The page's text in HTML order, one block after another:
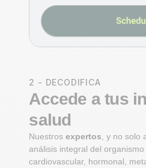
2 - DECODIFICA
Accede a tus
salud
Nuestrosexpertos , y no
análisis integral del
cardiovascular, hormonal,